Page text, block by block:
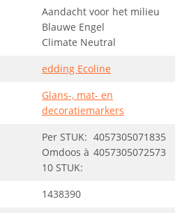
Aandacht voor het milieu
Blauwe Engel
Climate Neutral
edding Ecoline
Glans-, mat- en
decoratiemarkers
Per STUK: 4057305071835
Omdoos à
10 STUK:
4057305072573
1438390